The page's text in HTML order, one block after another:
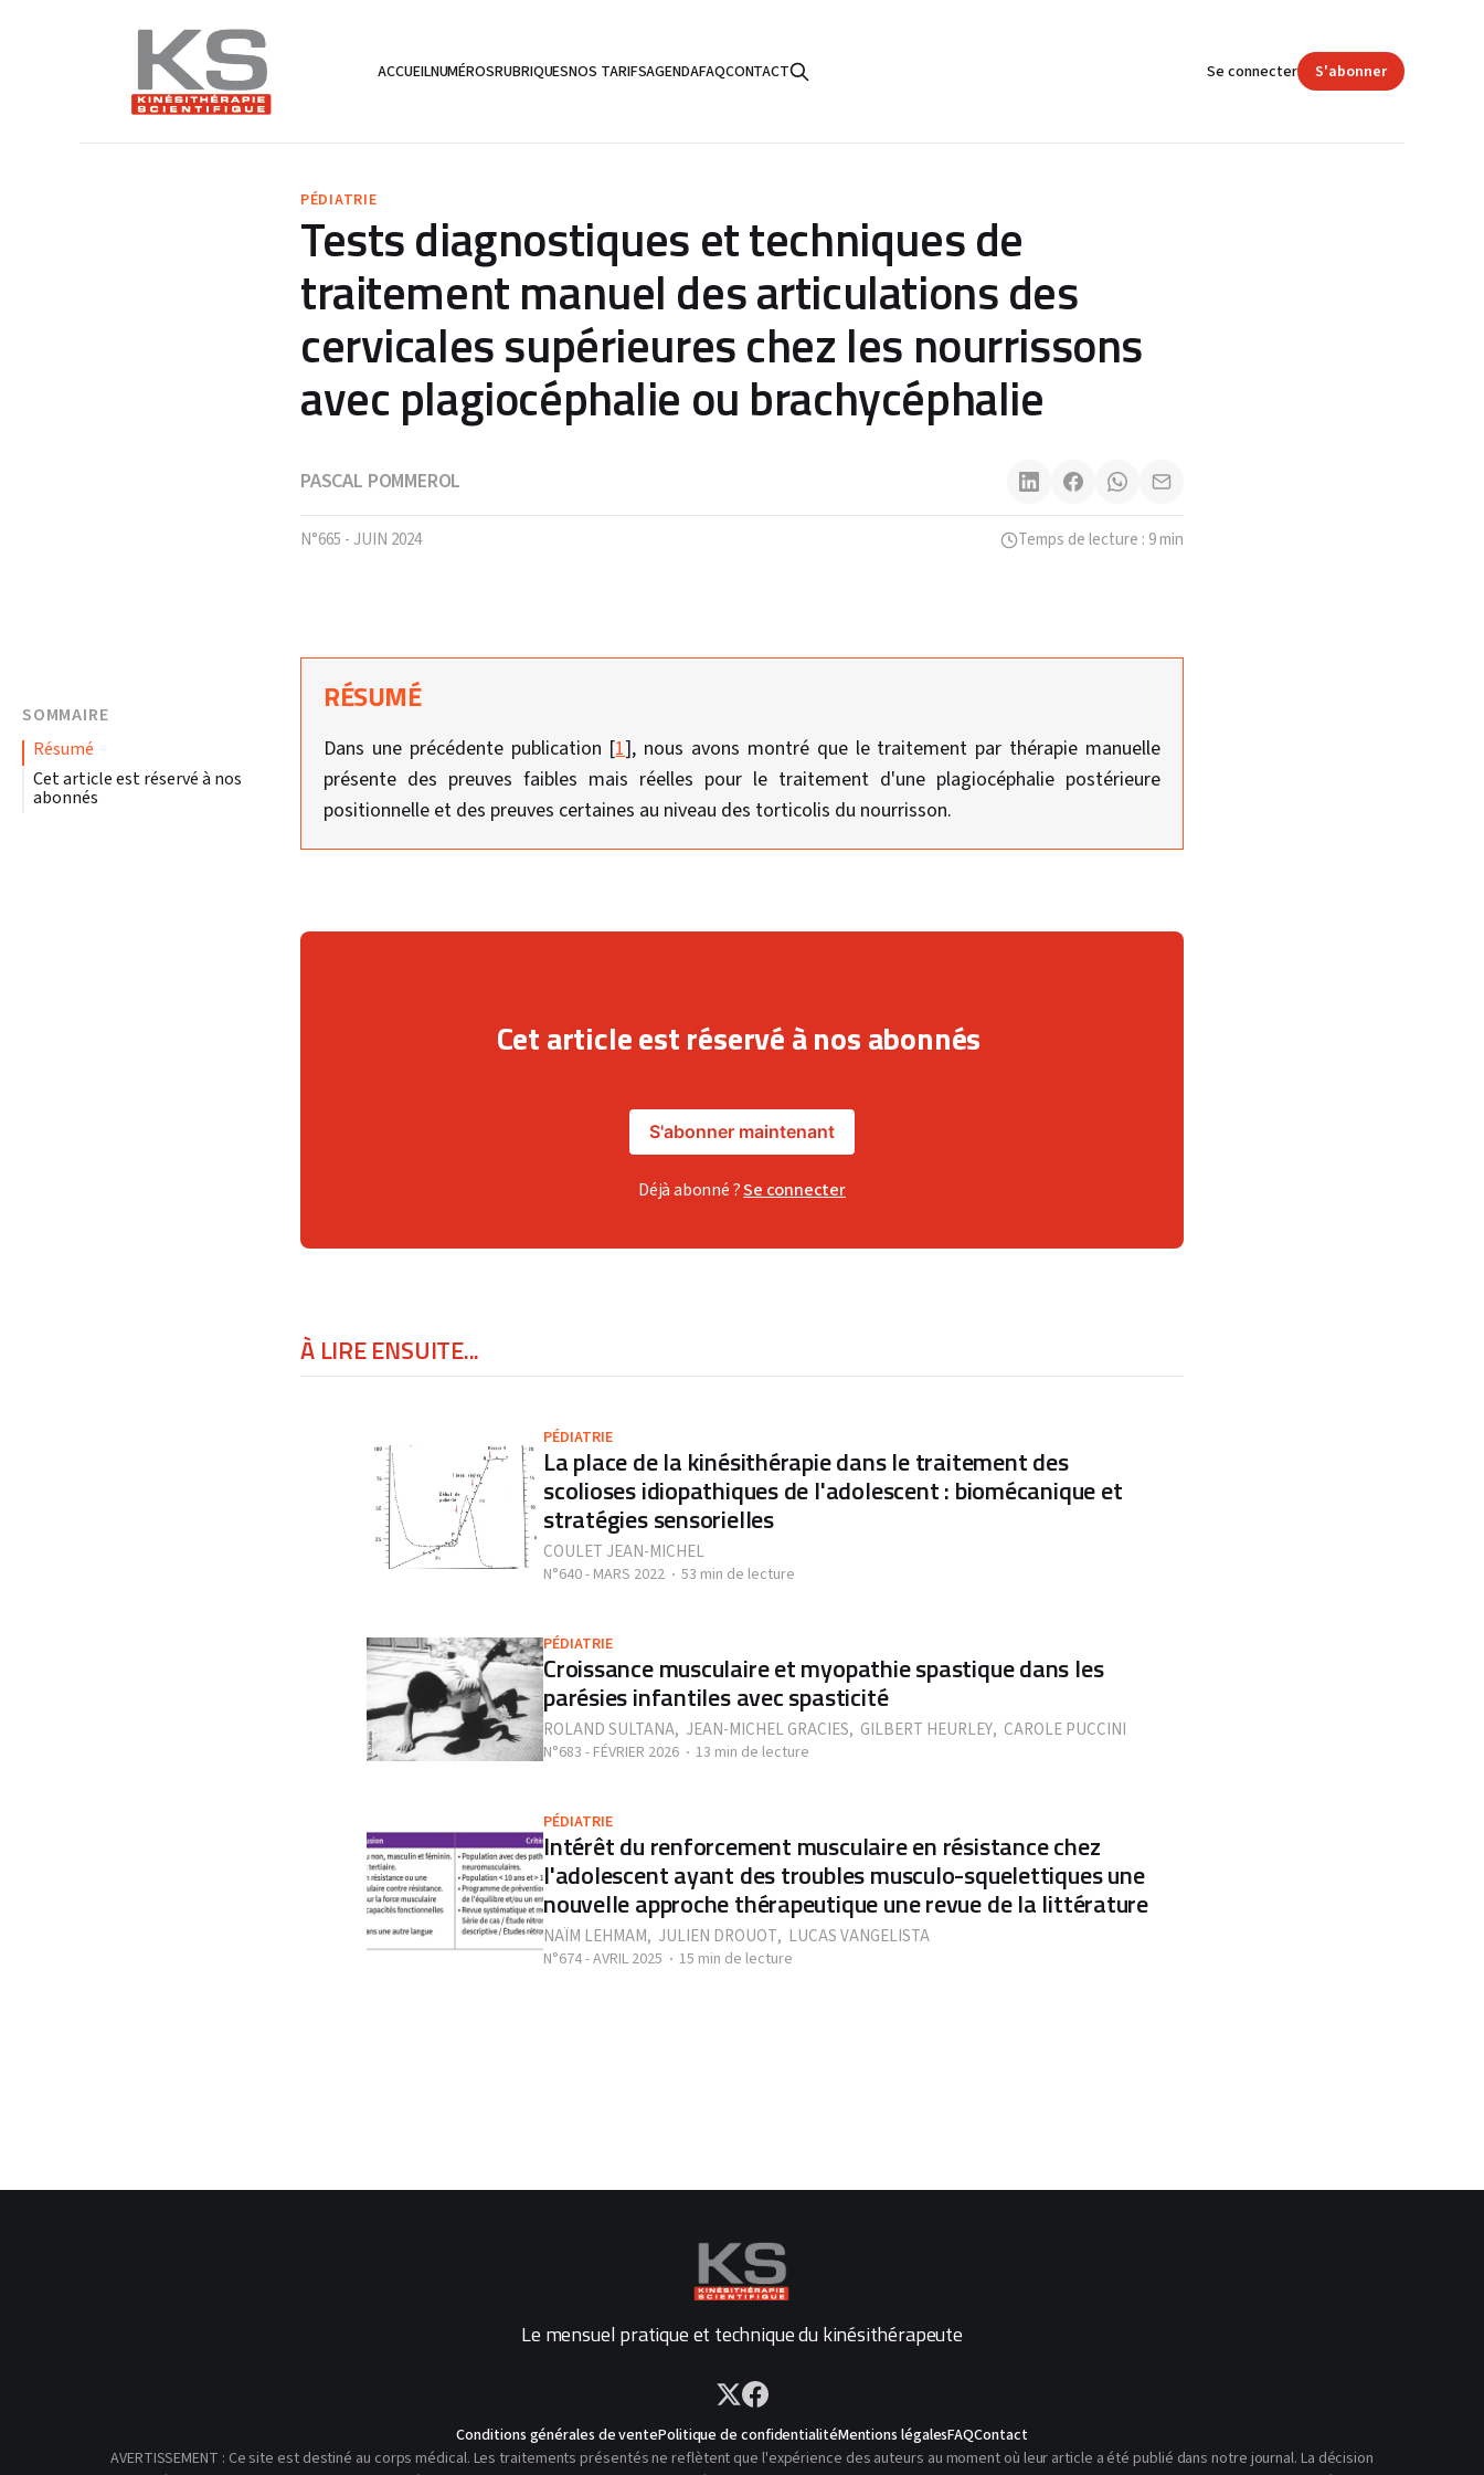
ACCUEILNUMÉROSRUBRIQUESNOS TARIFSAGENDAFAQCONTACT Se connecter S'abonner
PÉDIATRIE
Tests diagnostiques et techniques de
traitement manuel des articulations des
cervicales supérieures chez les nourrissons
avec plagiocéphalie ou brachycéphalie
PASCAL POMMEROL
N°665 - JUIN 2024 Temps de lecture : 9 min
SOMMAIRE
résumé
Cet article est réservé à nos
abonnés
RÉSUMÉ
Dans une précédente publication [1], nous avons montré que le traitement par thérapie manuelle
présente des preuves faibles mais réelles pour le traitement d'une plagiocéphalie postérieure
positionnelle et des preuves certaines au niveau des torticolis du nourrisson.
Cet article est réservé à nos abonnés
S'abonner maintenant
Déjà abonné ?Se connecter
À LIRE ENSUITE...
PÉDIATRIE
La place de la kinésithérapie dans le traitement des
scolioses idiopathiques de l'adolescent : biomécanique et
stratégies sensorielles
COULET JEAN-MICHEL
N°640 - MARS 2022 53 min de lecture
PÉDIATRIE
Croissance musculaire et myopathie spastique dans les
parésies infantiles avec spasticité
ROLAND SULTANA, JEAN-MICHEL GRACIES, GILBERT HEURLEY, CAROLE PUCCINI
N°683 - FÉVRIER 2026 13 min de lecture
PÉDIATRIE
Intérêt du renforcement musculaire en résistance chez
l'adolescent ayant des troubles musculo-squelettiques une
nouvelle approche thérapeutique une revue de la littérature
NAÏM LEHMAM, JULIEN DROUOT, LUCAS VANGELISTA
N°674 - AVRIL 2025 15 min de lecture
Le mensuel pratique et technique du kinésithérapeute
Conditions générales de ventePolitique de confidentialitéMentions légalesFAQContact
AVERTISSEMENT : Ce site est destiné au corps médical. Les traitements présentés ne reflètent que l'expérience des auteurs au moment où leur article a été publié dans notre journal. La décision